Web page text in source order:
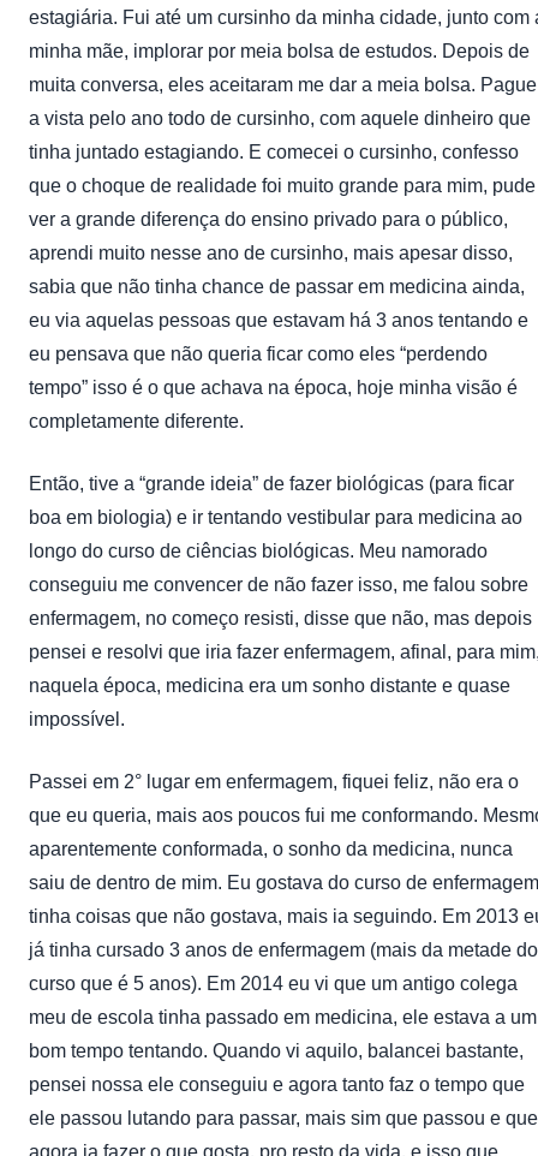
estagiária. Fui até um cursinho da minha cidade, junto com
minha mãe, implorar por meia bolsa de estudos. Depois de
muita conversa, eles aceitaram me dar a meia bolsa.
a vista pelo ano todo de cursinho, com aquele dinheiro que
tinha juntado estagiando. E comecei o cursinho, confesso
que o choque de realidade foi muito grande para mim, pude
ver a grande diferença do ensino privado para o público,
aprendi muito nesse ano de cursinho, mais apesar disso,
sabia que não tinha chance de passar em medicina ainda,
eu via aquelas pessoas que estavam há 3 anos tentando e
eu pensava que não queria ficar como eles “perdendo
tempo” isso é o que achava na época, hoje minha visão é
completamente diferente.
Então, tive a “grande ideia” de fazer biológicas (para ficar
boa em biologia) e ir tentando vestibular para medicina ao
longo do curso de ciências biológicas. Meu namorado
conseguiu me convencer de não fazer isso, me falou sobre
enfermagem, no começo resisti, disse que não, mas depois
pensei e resolvi que iria fazer enfermagem, afinal, para
naquela época, medicina era um sonho distante e quase
impossível.
Passei em 2° lugar em enfermagem, fiquei feliz, não era o
que eu queria, mais aos poucos fui me conformando.
aparentemente conformada, o sonho da medicina, nunca
saiu de dentro de mim. Eu gostava do curso de
tinha coisas que não gostava, mais ia seguindo. Em 2013
já tinha cursado 3 anos de enfermagem (mais da metade do
curso que é 5 anos). Em 2014 eu vi que um antigo colega
meu de escola tinha passado em medicina, ele estava a um
bom tempo tentando. Quando vi aquilo, balancei bastante,
pensei nossa ele conseguiu e agora tanto faz o tempo que
ele passou lutando para passar, mais sim que passou e que
agora ia fazer o que gosta, pro resto da vida, e isso que